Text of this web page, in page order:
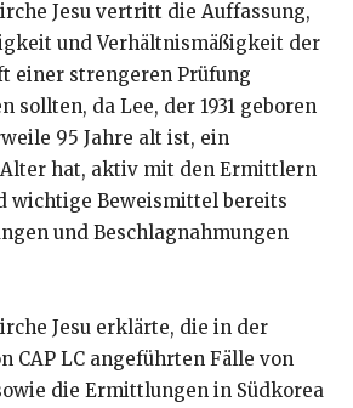
Jesu vertritt die Auffassung,
und Verhältnismäßigkeit der
einer strengeren Prüfung
sollten, da Lee, der 1931 geboren
95 Jahre alt ist, ein
hat, aktiv mit den Ermittlern
wichtige Beweismittel bereits
und Beschlagnahmungen
Jesu erklärte, die in der
CAP LC angeführten Fälle von
die Ermittlungen in Südkorea